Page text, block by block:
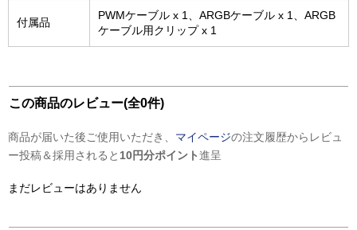
付属品
PWMケーブル x 1、ARGBケーブル x 1、ARGB
ケーブル用クリップ x 1
この商品のレビュー(全0件)
商品が届いた後ご使用いただき、 マイページの注文履歴からレビュ
ー投稿＆採用されると 10円分ポイント進呈
まだレビューはありません